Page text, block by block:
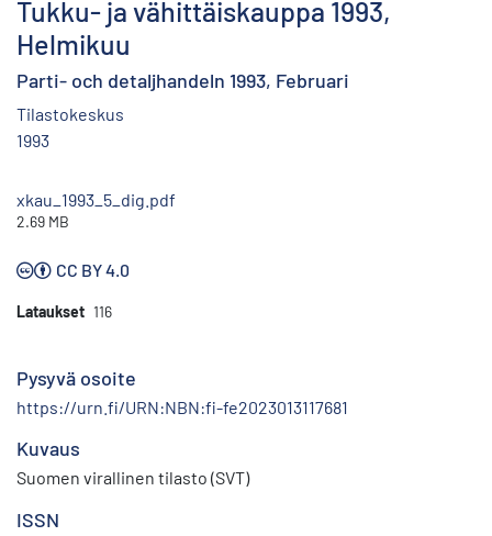
Tukku- ja vähittäiskauppa 1993,
Helmikuu
Parti- och detaljhandeln 1993, Februari
Tilastokeskus
1993
xkau_1993_5_dig.pdf
2.69 MB
CC BY 4.0
Lataukset 116
Pysyvä osoite
https://urn.fi/URN:NBN:fi-fe2023013117681
Kuvaus
Suomen virallinen tilasto (SVT)
ISSN